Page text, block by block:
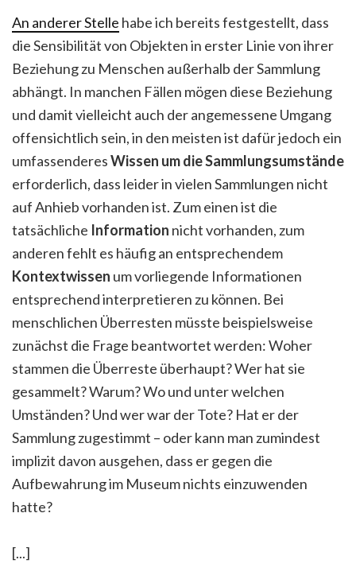
An anderer Stelle habe ich bereits festgestellt, dass
die Sensibilität von Objekten in erster Linie von ihrer
Beziehung zu Menschen außerhalb der Sammlung
abhängt. In manchen Fällen mögen diese Beziehung
und damit vielleicht auch der angemessene Umgang
offensichtlich sein, in den meisten ist dafür jedoch ein
umfassenderesWissen um die Sammlungsumstände
erforderlich, dass leider in vielen Sammlungen nicht
auf Anhieb vorhanden ist. Zum einen ist die
tatsächliche Information nicht vorhanden, zum
anderen fehlt es häufig an entsprechendem
Kontextwissen um vorliegende Informationen
entsprechend interpretieren zu können. Bei
menschlichen Überresten müsste beispielsweise
zunächst die Frage beantwortet werden: Woher
stammen die Überreste überhaupt? Wer hat sie
gesammelt? Warum? Wo und unter welchen
Umständen? Und wer war der Tote? Hat er der
Sammlung zugestimmt – oder kann man zumindest
implizit davon ausgehen, dass er gegen die
Aufbewahrung im Museum nichts einzuwenden
hatte?
[...]